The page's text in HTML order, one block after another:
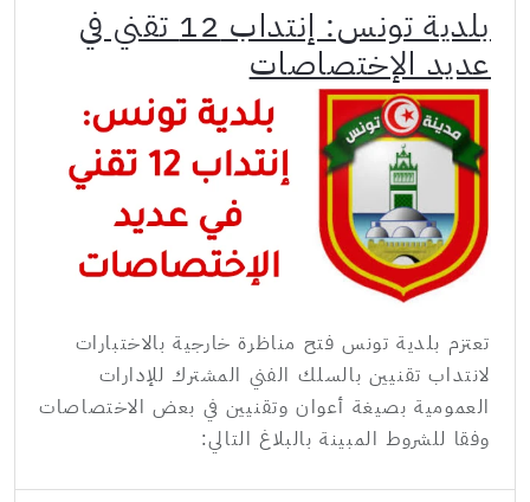
بلدية تونس: إنتداب 12 تقني في
عديد الإختصاصات
تعتزم بلدية تونس فتح مناظرة خارجية بالاختبارات
لانتداب تقنيين بالسلك الفني المشترك للإدارات
العمومية بصيغة أعوان وتقنيين في بعض الاختصاصات
وفقا للشروط المبينة بالبلاغ التالي: